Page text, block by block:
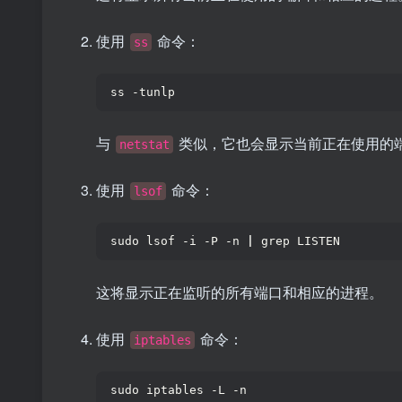
使用 ss 命令：
ss -tunlp
与 netstat 类似，它也会显示当前正在使用的
使用 lsof 命令：
sudo lsof -i -P -n grep LISTEN
这将显示正在监听的所有端口和相应的进程。
使用 iptables 命令：
sudo iptables -L -n